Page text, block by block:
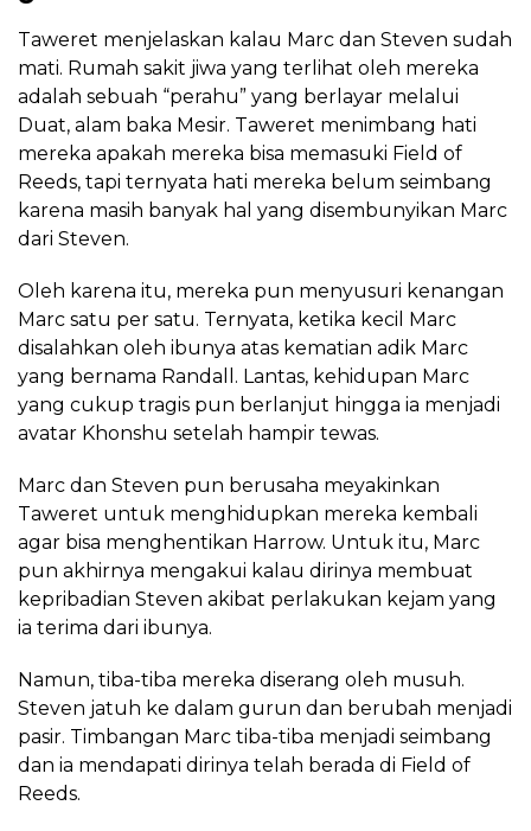
Taweret menjelaskan kalau Marc dan Steven sudah
mati. Rumah sakit jiwa yang terlihat oleh mereka
adalah sebuah “perahu” yang berlayar melalui
Duat, alam baka Mesir. Taweret menimbang hati
mereka apakah mereka bisa memasuki Field of
Reeds, tapi ternyata hati mereka belum seimbang
karena masih banyak hal yang disembunyikan Marc
dari Steven.
Oleh karena itu, mereka pun menyusuri kenangan
Marc satu per satu. Ternyata, ketika kecil Marc
disalahkan oleh ibunya atas kematian adik Marc
yang bernama Randall. Lantas, kehidupan Marc
yang cukup tragis pun berlanjut hingga ia menjadi
avatar Khonshu setelah hampir tewas.
Marc dan Steven pun berusaha meyakinkan
Taweret untuk menghidupkan mereka kembali
agar bisa menghentikan Harrow. Untuk itu, Marc
pun akhirnya mengakui kalau dirinya membuat
kepribadian Steven akibat perlakukan kejam yang
ia terima dari ibunya.
Namun, tiba-tiba mereka diserang oleh musuh.
Steven jatuh ke dalam gurun dan berubah menjadi
pasir. Timbangan Marc tiba-tiba menjadi seimbang
dan ia mendapati dirinya telah berada di Field of
Reeds.